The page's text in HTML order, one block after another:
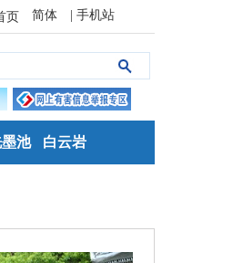
页 简体 | 手机站
池 白云岩